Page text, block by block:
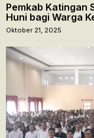
Pemkab Katingan
Huni bagi Warga
Oktober 21, 2025